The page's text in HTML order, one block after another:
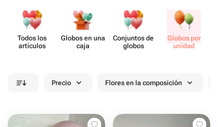
Todos los
artículos
Globos en una
caja
Conjuntos de
globos
Globos por
unidad
Precio Flores en la composición